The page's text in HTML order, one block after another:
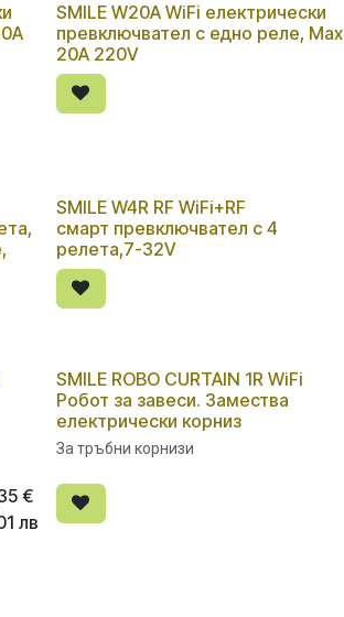
SMILE W20A WiFi електрически
превключвател с едно реле, Max
20A 220V
SMILE W4R RF WiFi+RF
смарт превключвател с 4
релета,7-32V
€
лв
Ново!
SMILE ROBO CURTAIN 1R WiFi
Робот за завеси. Замества
електрически корниз
За тръбни корнизи